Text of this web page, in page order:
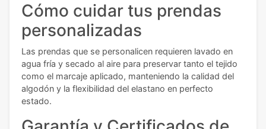
Cómo cuidar tus prendas
personalizadas
Las prendas que se personalicen requieren lavado en
agua fría y secado al aire para preservar tanto el tejido
como el marcaje aplicado, manteniendo la calidad del
algodón y la flexibilidad del elastano en perfecto
estado.